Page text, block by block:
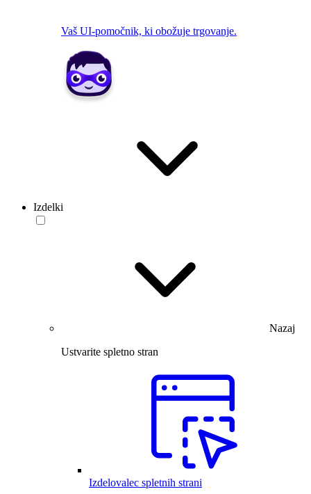
Vaš UI-pomočnik, ki obožuje trgovanje.
Izdelki
Nazaj
Ustvarite spletno stran
Izdelovalec spletnih strani